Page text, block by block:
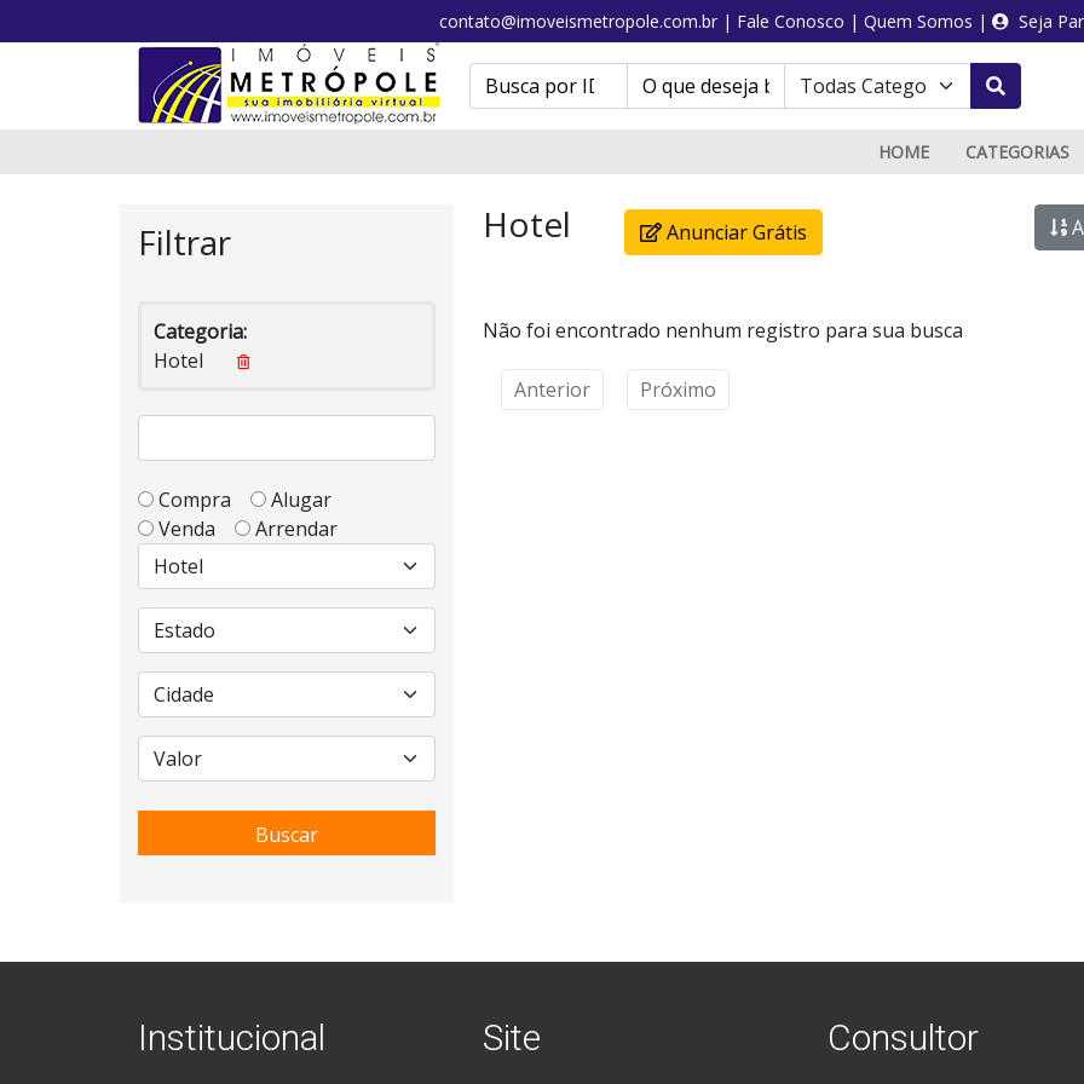
contato@imoveismetropole.com.br | Fale Conosco | Quem Somos | Seja
HOME CATEGORIAS
Filtrar
Categoria:
Hotel
Compra
Alugar
Venda
Arrendar
Buscar
Hotel Anunciar Grátis
Não foi encontrado nenhum registro para sua busca
Anterior Próximo
Institucional Site Consultor